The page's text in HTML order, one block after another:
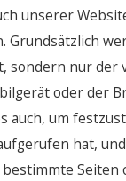
unserer
Grundsätzlich
sondern nur der
oder der
auch, um
hat,
Seiten